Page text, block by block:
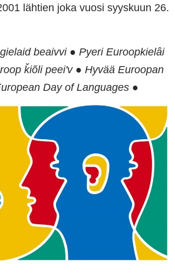
lähtien joka vuosi syyskuun 26.
beaivvi ● Pyeri Euroopkielâi
ǩiõli peeiʹv ● Hyvää Euroopan
Day of Languages ●